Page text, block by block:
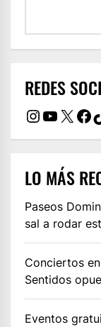
REDES
X
LO MÁS
Paseos
sal a rodar
Conciertos
Sentidos
Eventos